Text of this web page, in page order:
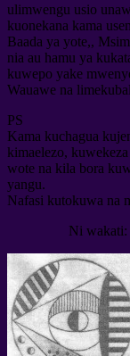
ulimwengu usio
kuonekana kama
Baada ya yote,,
nia au hamu ya
kuwepo yake
Wauawe na
PS
Kama kuchagua
kimaelezo,
wote na kila bora
yangu.
Nafasi kutokuwa na
Ni wakati: